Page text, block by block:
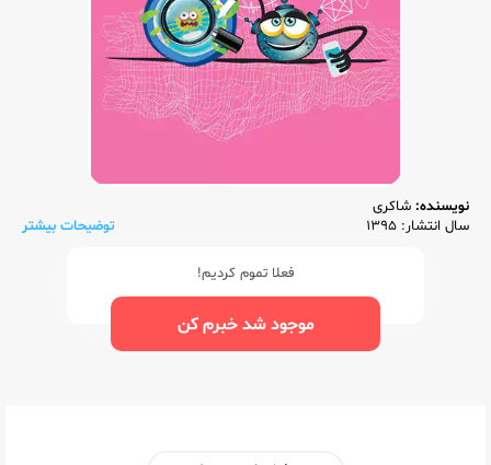
نویسنده: شاکری
سال انتشار: 1395
توضیحات بیشتر
فعلا تموم کردیم!
موجود شد خبرم کن